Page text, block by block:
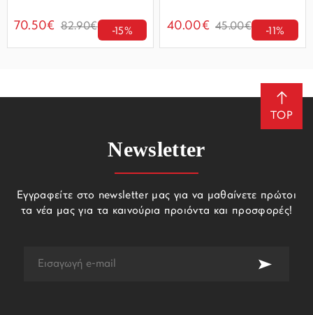
70.50€ 82.90€ -15% 40.00€ 45.00€ -11%
TOP
Newsletter
Εγγραφείτε στο newsletter μας για να μαθαίνετε πρώτοι
τα νέα μας για τα καινούρια προιόντα και προσφορές!